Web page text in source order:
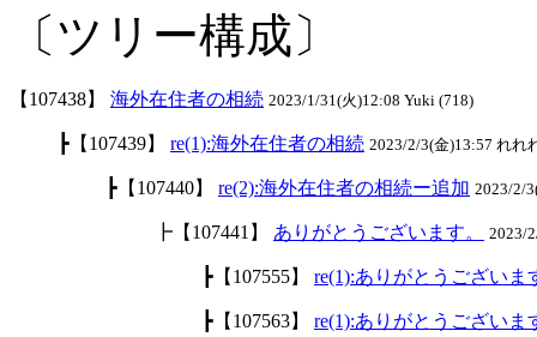
〔ツリー構成〕
【107438】 海外在住者の相続 2023/1/31(火)12:08 Yuki (718)
┣【107439】 re(1):海外在住者の相続 2023/2/3(金)13:57 れれ
┣【107440】 re(2):海外在住者の相続ー追加 2023/2/
┣【107441】 ありがとうございます。 2023/
┣【107555】 re(1):ありがとうございま
┣【107563】 re(1):ありがとうございま